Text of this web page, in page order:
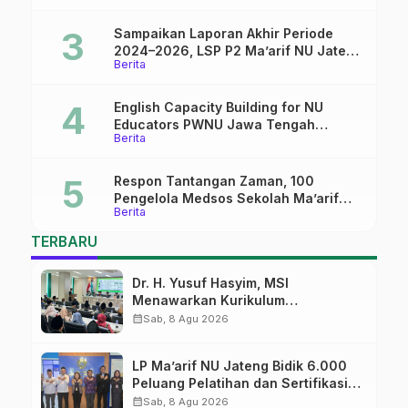
Berita
Sampaikan Laporan Akhir Periode
2024–2026, LSP P2 Ma’arif NU Jateng
Mantapkan Sinergi Link and Match
Berita
English Capacity Building for NU
Educators PWNU Jawa Tengah
Batch#4; Membuka Jalan Menuju
Berita
Respon Tantangan Zaman, 100
Pengelola Medsos Sekolah Ma’arif
Pekalongan Ikuti Pelatihan Literasi
TERBARU
Dr. H. Yusuf Hasyim, MSI
Menawarkan Kurikulum
Diversifikasi, Harapan Baru dalam
calendar_monthSab, 8 Agu 2026
LP Ma’arif NU Jateng Bidik 6.000
Peluang Pelatihan dan Sertifikasi
bagi Lulusan SMK
calendar_monthSab, 8 Agu 2026